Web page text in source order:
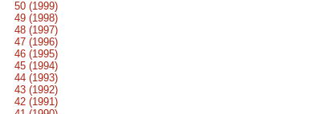
50 (1999)
49 (1998)
48 (1997)
47 (1996)
46 (1995)
45 (1994)
44 (1993)
43 (1992)
42 (1991)